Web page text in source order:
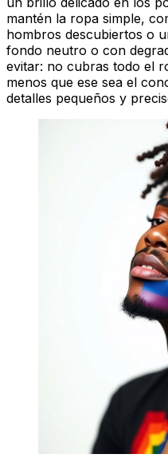
mantén la ropa simple,
hombros descubiertos o
fondo neutro o con
evitar: no cubras todo el
menos que ese sea el
detalles pequeños y